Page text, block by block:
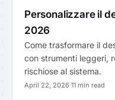
Personalizzare il
2026
Come trasformare il
con strumenti leggeri,
rischiose al sistema.
April 22, 2026·11 min read